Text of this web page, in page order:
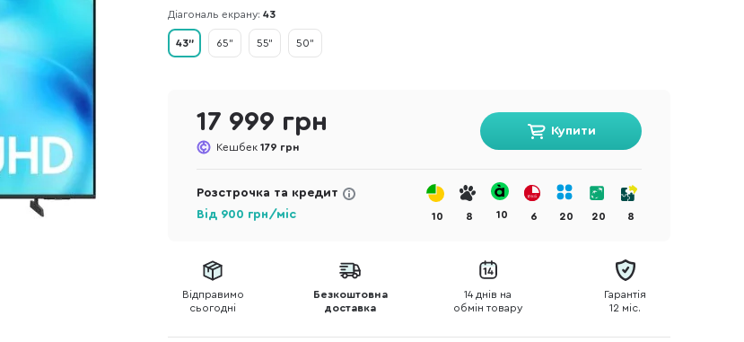
Діагональ екрану: 43
43" 65" 55" 50"
17 999 грн
Кешбек 179 грн
Купити
Розстрочка та кредит
Від 900 грн/міс 10 8 10 6 20 20 8
Відправимо
сьогодні
Безкоштовна
доставка
14 днів на
обмін товару
Гарантія
12 міс.